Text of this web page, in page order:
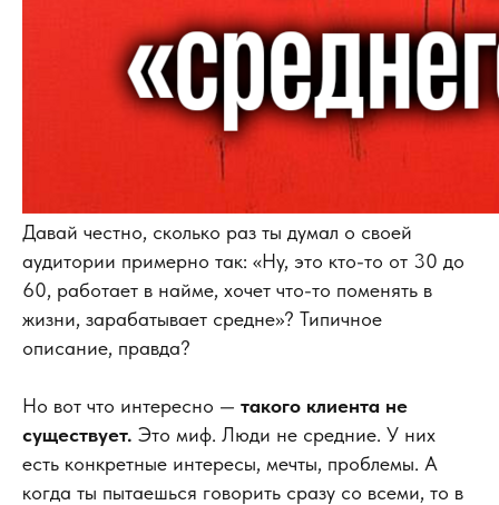
Давай честно, сколько раз ты думал о своей
аудитории примерно так: «Ну, это кто-то от 30 до
60, работает в найме, хочет что-то поменять в
жизни, зарабатывает средне»? Типичное
описание, правда?
Но вот что интересно — такого клиента не
существует. Это миф. Люди не средние. У них
есть конкретные интересы, мечты, проблемы. А
когда ты пытаешься говорить сразу со всеми, то в